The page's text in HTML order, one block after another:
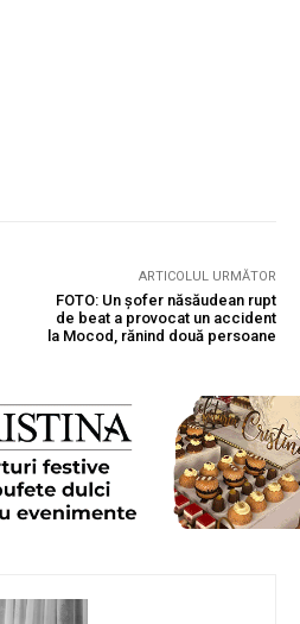
ARTICOLUL URMĂTOR
FOTO: Un șofer năsăudean rupt
de beat a provocat un accident
la Mocod, rănind două persoane